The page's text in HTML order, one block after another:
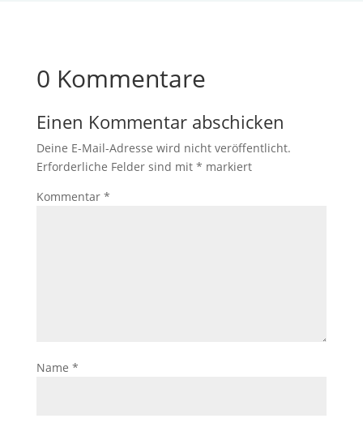
0 Kommentare
Einen Kommentar abschicken
Deine E-Mail-Adresse wird nicht veröffentlicht.
Erforderliche Felder sind mit * markiert
Kommentar *
Name *